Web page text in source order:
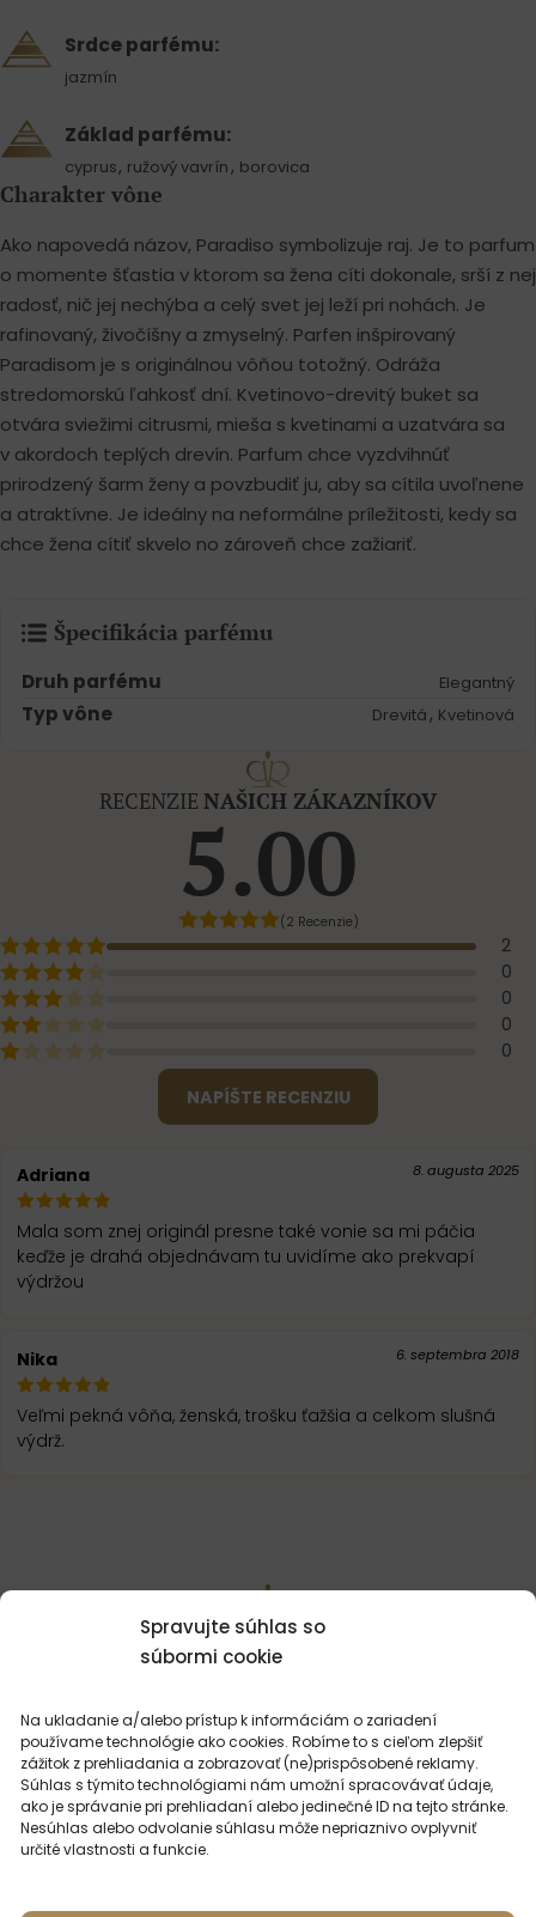
Spravujte súhlas so
súbormi cookie
Na ukladanie a/alebo prístup k informáciám o zariadení
používame technológie ako cookies. Robíme to s cieľom zlepšiť
zážitok z prehliadania a zobrazovať (ne)prispôsobené reklamy.
Súhlas s týmito technológiami nám umožní spracovávať údaje,
ako je správanie pri prehliadaní alebo jedinečné ID na tejto stránke.
Nesúhlas alebo odvolanie súhlasu môže nepriaznivo ovplyvniť
určité vlastnosti a funkcie.
Srdce parfému:
jazmín
Základ parfému:
cyprus, ružový vavrín , borovica
Charakter vône
Ako napovedá názov, Paradiso symbolizuje raj. Je to parfum
o momente šťastia v ktorom sa žena cíti dokonale, srší z nej
radosť, nič jej nechýba a celý svet jej leží pri nohách. Je
rafinovaný, živočíšny a zmyselný. Parfen inšpirovaný
Paradisom je s originálnou vôňou totožný. Odráža
stredomorskú ľahkosť dní. Kvetinovo-drevitý buket sa
otvára sviežimi citrusmi, mieša s kvetinami a uzatvára sa
v akordoch teplých drevín. Parfum chce vyzdvihnúť
prirodzený šarm ženy a povzbudiť ju, aby sa cítila uvoľnene
a atraktívne. Je ideálny na neformálne príležitosti, kedy sa
chce žena cítiť skvelo no zároveň chce zažiariť.
Špecifikácia parfému
Druh parfému Elegantný
Typ vône Drevitá , Kvetinová
RECENZIE NAŠICH ZÁKAZNÍKOV
5.00
(2 Recenzie)
2
0
0
0
0
NAPÍŠTE RECENZIU
Adriana 8. augusta 2025
Mala som znej originál presne také vonie sa mi páčia
keďže je drahá objednávam tu uvidíme ako prekvapí
výdržou
Nika 6. septembra 2018
Veľmi pekná vôňa, ženská, trošku ťažšia a celkom slušná
výdrž.
MOHLO BY VÁSZAUJÍMAŤ